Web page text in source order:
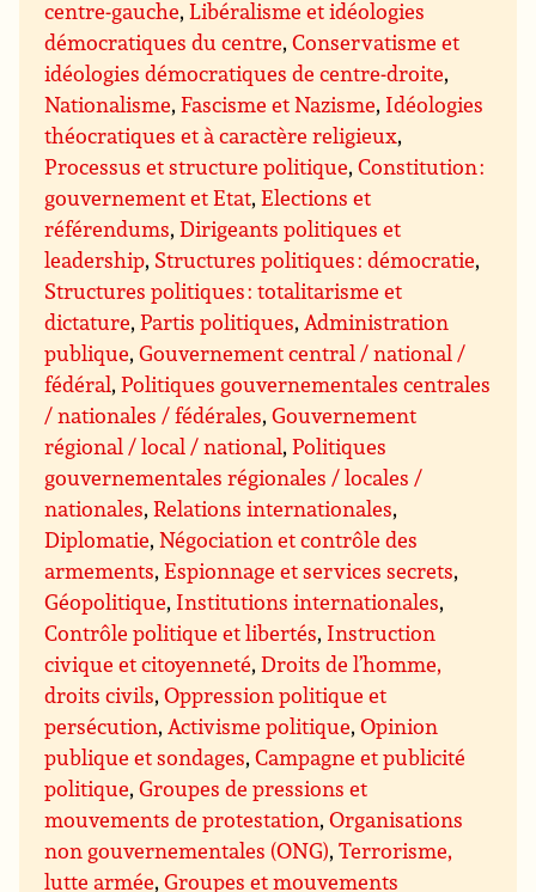
centre-gauche,Libéralisme et idéologies
démocratiques du centre,Conservatisme et
idéologies démocratiques de centre-droite,
Nationalisme,Fascisme et Nazisme, Idéologies
théocratiques et à caractère religieux,
Processus et structure politique,Constitution :
gouvernement et Etat,Elections et
référendums,Dirigeants politiques et
leadership, Structures politiques : démocratie,
Structures politiques : totalitarisme et
dictature,Partis politiques,Administration
publique,Gouvernement central / national /
fédéral,Politiques gouvernementales centrales
/ nationales / fédérales,Gouvernement
régional / local / national,Politiques
gouvernementales régionales / locales /
nationales,Relations internationales,
Diplomatie,Négociation et contrôle des
armements,Espionnage et services secrets,
Géopolitique, Institutions internationales,
Contrôle politique et libertés, Instruction
civique et citoyenneté,Droits de l’homme,
droits civils,Oppression politique et
persécution,Activisme politique,Opinion
publique et sondages,Campagne et publicité
politique,Groupes de pressions et
mouvements de protestation,Organisations
non gouvernementales (ONG),Terrorisme,
lutte armée,Groupes et mouvements